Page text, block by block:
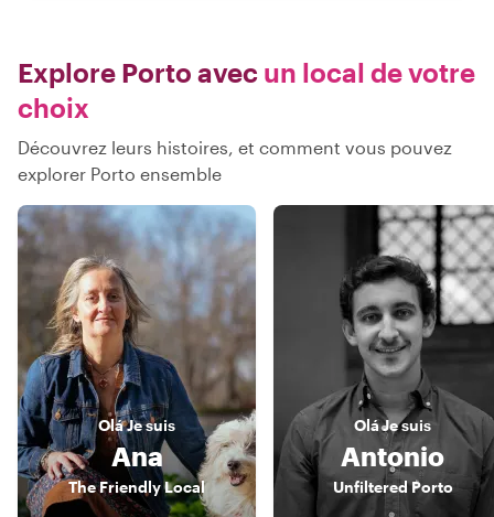
Explore Porto avec un local de votre
choix
Découvrez leurs histoires, et comment vous pouvez
explorer Porto ensemble
OláJe suis
Ana
The Friendly Local
OláJe suis
Antonio
Unfiltered Porto